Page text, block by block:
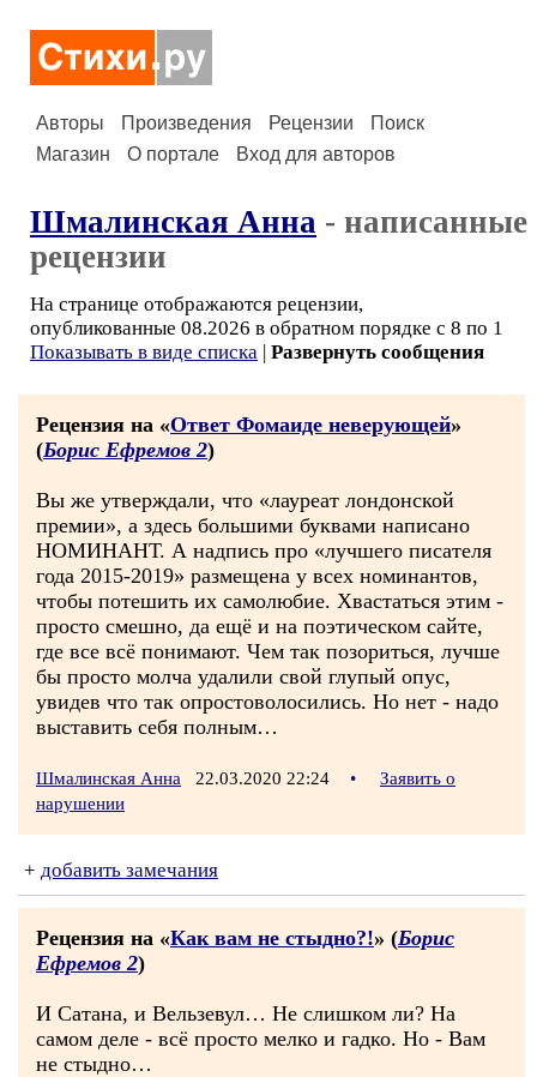
Авторы Произведения Рецензии
Поиск
Магазин
О портале Вход для авторов
Шмалинская Анна - написанные
рецензии
На странице отображаются рецензии,
опубликованные 08.2026 в обратном порядке с 8 по 1
Показывать в виде списка | Развернуть сообщения
Рецензия на «Ответ Фомаиде неверующей»
(Борис Ефремов 2)
Вы же утверждали, что «лауреат лондонской
премии», а здесь большими буквами написано
НОМИНАНТ. А надпись про «лучшего писателя
года 2015-2019» размещена у всех номинантов,
чтобы потешить их самолюбие. Хвастаться этим -
просто смешно, да ещё и на поэтическом сайте,
где все всё понимают. Чем так позориться, лучше
бы просто молча удалили свой глупый опус,
увидев что так опростоволосились. Но нет - надо
выставить себя полным…
Шмалинская Анна 22.03.2020 22:24 •
Заявить о
нарушении
+ добавить замечания
Рецензия на «Как вам не стыдно?!» (Борис
Ефремов 2)
И Сатана, и Вельзевул… Не слишком ли? На
самом деле - всё просто мелко и гадко. Но - Вам
не стыдно…